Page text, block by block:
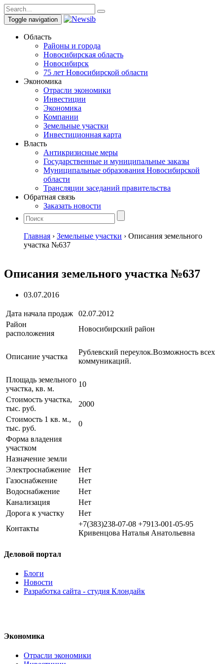
Toggle navigation
Область
Районы и города
Новосибирская область
Новосибирск
75 лет Новосибирской области
Экономика
Отрасли экономики
Инвестиции
Экономика
Компании
Земельные участки
Инвестиционная карта
Власть
Антикризисные меры
Государственные и муниципальные заказы
Муниципальные образования Новосибирской
области
Трансляции заседаний правительства
Обратная связь
Заказать новости
Главная › Земельные участки › Описания земельного
участка №637
Описания земельного участка №637
03.07.2016
Дата начала продаж
02.07.2012
Район
расположения
Новосибирский район
Описание участка
Рублевский переулок.Возможность всех
коммуникаций.
Площадь земельного
участка, кв. м.
10
Стоимость участка,
тыс. руб.
2000
Стоимость 1 кв. м.,
тыс. руб.
0
Форма владения
участком
Назначение земли
Электроснабжение
Нет
Газоснабжение
Нет
Водоснабжение
Нет
Канализация
Нет
Дорога к участку
Нет
Контакты
+7(383)238-07-08 +7913-001-05-95
Кривенцова Наталья Анатольевна
Деловой портал
Блоги
Новости
Разработка сайта - студия Клондайк
Экономика
Отрасли экономики